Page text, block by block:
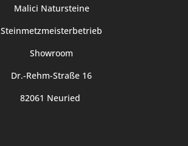
Malici Natursteine
Steinmetzmeisterbetrieb
Showroom
Dr.-Rehm-Straße 16
82061 Neuried